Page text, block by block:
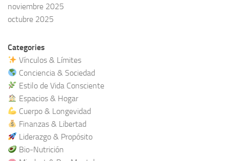
noviembre 2025
octubre 2025
Categories
Vínculos & Límites
Conciencia & Sociedad
Estilo de Vida Consciente
Espacios & Hogar
Cuerpo & Longevidad
Finanzas & Libertad
Liderazgo & Propósito
Bio-Nutrición